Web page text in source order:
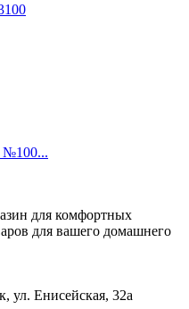
№100...
для комфортных
для вашего домашнего
ул. Енисейская, 32а